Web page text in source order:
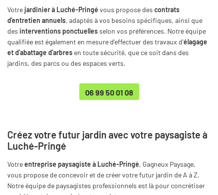
Votrejardinier à Luché-Pringé vous propose des contrats
d'entretien annuels, adaptés à vos besoins spécifiques, ainsi que
des interventions ponctuellesselon vos préférences. Notre équipe
qualifiée est également en mesure d'effectuer des travaux d'élagage
et d'abattage d'arbres en toute sécurité, que ce soit dans des
jardins, des parcs ou des espaces verts.
06 99 50 01 08
Créez votre futur jardin avec votre paysagiste à
Luché-Pringé
Votreentreprise paysagiste à Luché-Pringé, Gagneux Paysage,
vous propose de concevoir et de créer votre futur jardin de A à Z.
Notre équipe de paysagistes professionnels est là pour concrétiser